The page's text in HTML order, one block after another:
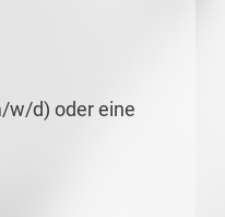
w/d) oder eine